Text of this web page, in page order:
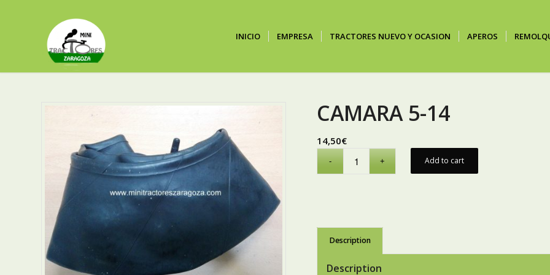
INICIO EMPRESA TRACTORES NUEVO Y OCASION APEROS
CAMARA 5-14
14,50€
Add to cart
Description
Description